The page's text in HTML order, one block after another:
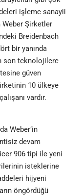
işleme sanayii
Şirketler
Breidenbach
bir yanında
son teknolojilere
güven
10 ülkeye
vardır.
Weber’in
devam
906 tipi ile yeni
isteklerine
hijyeni
öngördüğü